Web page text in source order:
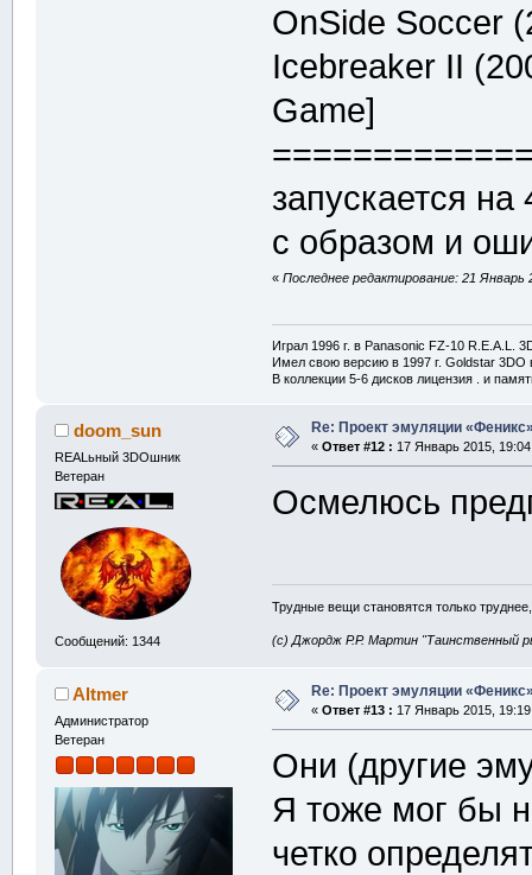
OnSide Soccer
Icebreaker II
Game]
запускается
с образом и
«Последнее редактирование: 21 Январь
Играл 1996 г. в Panasonic FZ-10 R.E.A.L.
Имел свою версию в 1997 г. Goldstar 3DO
В коллекции 5-6 дисков лицензия . и
doom_sun
REALьный 3DOшник
Ветеран
Сообщений: 1344
Re: Проект эмуляции
« Ответ #12 : 17 Январь 2015,
Осмелюсь
Трудные вещи становятся только
(с) Джордж Р.Р. Мартин "Таинственный
Altmer
Администратор
Ветеран
Re: Проект эмуляции
« Ответ #13 : 17 Январь 2015,
Они (другие
Я тоже мог бы
четко